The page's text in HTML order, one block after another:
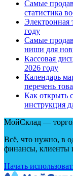
Самые
статистика
Электронная
году
Самые
ниши для
Кассовая
2026 году
Календарь
перечень
Как открыть
инструкция
МойСклад —
Всё, что нужно, в
финансы, клиенты
Начать